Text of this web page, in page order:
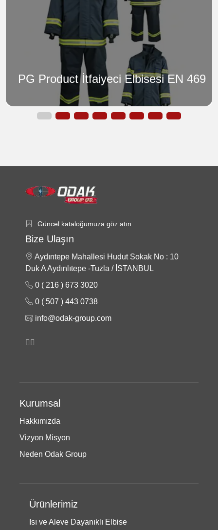
PG Product İtfaiyeci Elbisesi EN 469
Güncel kataloğumuza göz atın.
Bize Ulaşın
Aydıntepe Mahallesi Hudut Sokak No : 10
Duk A Aydınlıtepe -Tuzla / İSTANBUL
0 ( 216 ) 673 3020
0 ( 507 ) 443 0738
info@odak-group.com
Kurumsal
Hakkımızda
Vizyon Misyon
Neden Odak Group
Ürünlerimiz
Isı ve Aleve Dayanıklı Elbise